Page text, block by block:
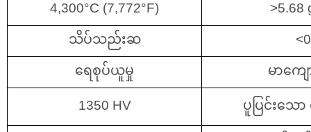
4,300°C (7,772°F) >5.68
သိပ်သည်းဆ
ရေစုပ်ယူမှု မာကျေ
1350 HV ပူပြင်းသေ